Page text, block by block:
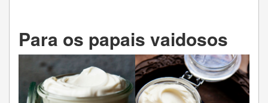
Para os papais vaidosos